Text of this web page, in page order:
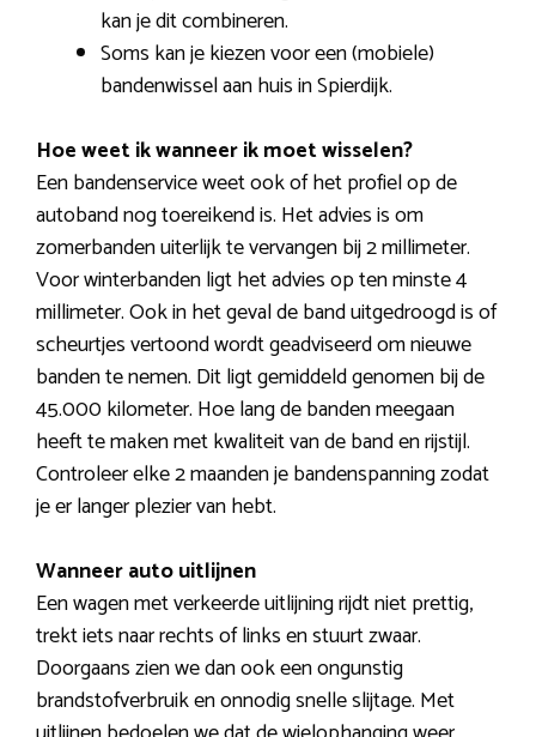
kan je dit combineren.
Soms kan je kiezen voor een (mobiele)
bandenwissel aan huis in Spierdijk.
Hoe weet ik wanneer ik moet wisselen?
Een bandenservice weet ook of het profiel op de
autoband nog toereikend is. Het advies is om
zomerbanden uiterlijk te vervangen bij 2 millimeter.
Voor winterbanden ligt het advies op ten minste 4
millimeter. Ook in het geval de band uitgedroogd is of
scheurtjes vertoond wordt geadviseerd om nieuwe
banden te nemen. Dit ligt gemiddeld genomen bij de
45.000 kilometer. Hoe lang de banden meegaan
heeft te maken met kwaliteit van de band en rijstijl.
Controleer elke 2 maanden je bandenspanning zodat
je er langer plezier van hebt.
Wanneer auto uitlijnen
Een wagen met verkeerde uitlijning rijdt niet prettig,
trekt iets naar rechts of links en stuurt zwaar.
Doorgaans zien we dan ook een ongunstig
brandstofverbruik en onnodig snelle slijtage. Met